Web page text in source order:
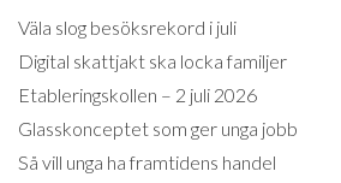
Väla slog besöksrekord i juli
Digital skattjakt ska locka familjer
Etableringskollen – 2 juli 2026
Glasskonceptet som ger unga jobb
Så vill unga ha framtidens handel